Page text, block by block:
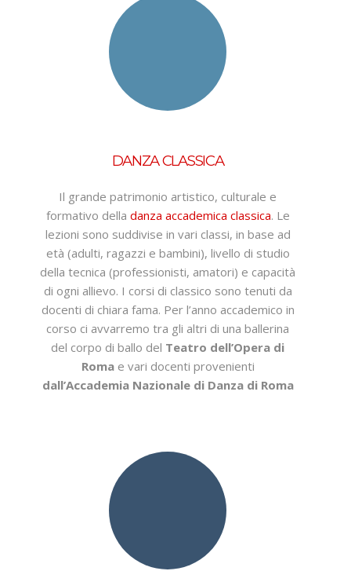
DANZA CLASSICA
Il grande patrimonio artistico, culturale e
formativo della danza accademica classica. Le
lezioni sono suddivise in vari classi, in base ad
età (adulti, ragazzi e bambini), livello di studio
della tecnica (professionisti, amatori) e capacità
di ogni allievo. I corsi di classico sono tenuti da
docenti di chiara fama. Per l’anno accademico in
corso ci avvarremo tra gli altri di una ballerina
del corpo di ballo del Teatro dell’Opera di
Romae vari docenti provenienti
dall’Accademia Nazionale di Danza di Roma